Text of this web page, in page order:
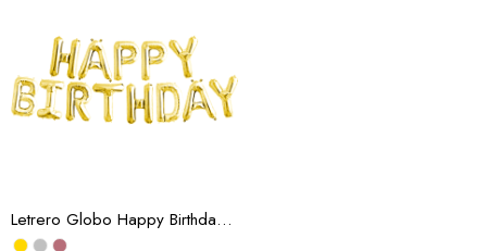
Letrero Globo Happy Birthday Mix 13 pz. (Docena)
Azul
Negro
Arcoiris
Colores pastel